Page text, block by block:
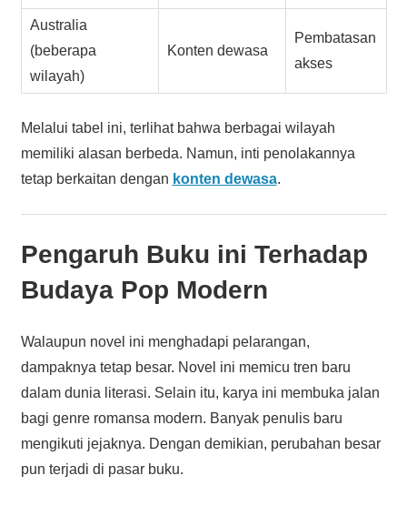
Australia
(beberapa
wilayah)
Konten dewasa
Pembatasan
akses
Melalui tabel ini, terlihat bahwa berbagai wilayah
memiliki alasan berbeda. Namun, inti penolakannya
tetap berkaitan dengan konten dewasa.
Pengaruh Buku ini Terhadap
Budaya Pop Modern
Walaupun novel ini menghadapi pelarangan,
dampaknya tetap besar. Novel ini memicu tren baru
dalam dunia literasi. Selain itu, karya ini membuka jalan
bagi genre romansa modern. Banyak penulis baru
mengikuti jejaknya. Dengan demikian, perubahan besar
pun terjadi di pasar buku.